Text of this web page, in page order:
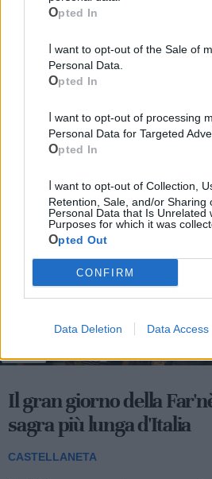
Opted In
Personal Data.
Opted In
Personal Data for Targeted
Opted In
Retention, Sale, and/or Sharing
Personal Data that Is Unrelated
Purposes for which it was
Opted Out
CONFIRM
Data Deletion Data Access
Scopri tutte le notizie, gli eventi e la
Il gran giorno della
sagra più lunga d'Italia
CASTELLANETA